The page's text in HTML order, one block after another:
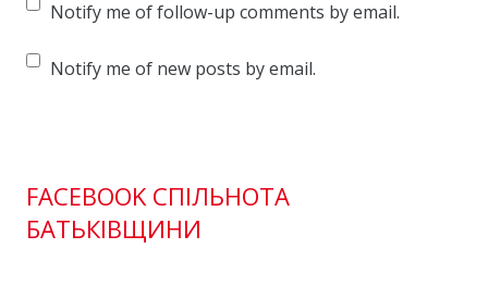
Notify me of follow-up comments by email.
Notify me of new posts by email.
FACEBOOK СПІЛЬНОТА
БАТЬКІВЩИНИ